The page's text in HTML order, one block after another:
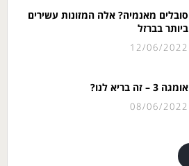
סובלים מאנמיה? אלה המזונות עשירים
ביותר בברזל
12/06/2022
אומגה 3 – זה בריא לנו?
08/06/2022